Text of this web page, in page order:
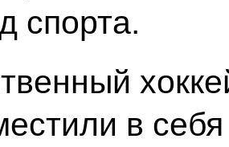
спорта.
в